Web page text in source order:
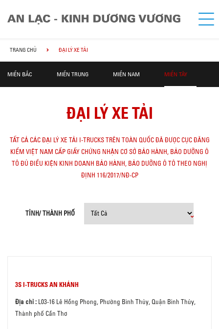
TRANG CHỦ ĐẠI LÝ XE TẢI
MIỀN BẮC MIỀN TRUNG MIỀN NAM MIỀN TÂY
ĐẠI LÝ XE TẢI
TẤT CẢ CÁC ĐẠI LÝ XE TẢI I-TRUCKS TRÊN TOÀN QUỐC ĐÃ ĐƯỢC CỤC ĐĂNG
KIỂM VIỆT NAM CẤP GIẤY CHỨNG NHẬN CƠ SỞ BẢO HÀNH, BẢO DƯỠNG Ô
TÔ ĐỦ ĐIỀU KIỆN KINH DOANH BẢO HÀNH, BẢO DƯỠNG Ô TÔ THEO NGHỊ
ĐỊNH 116/2017/NĐ-CP
TỈNH/ THÀNH PHỐ
3S I-TRUCKS AN KHÁNH
Địa chỉ : L03-16 Lê Hồng Phong, Phường Bình Thủy, Quận Bình Thủy,
Thành phố Cần Thơ